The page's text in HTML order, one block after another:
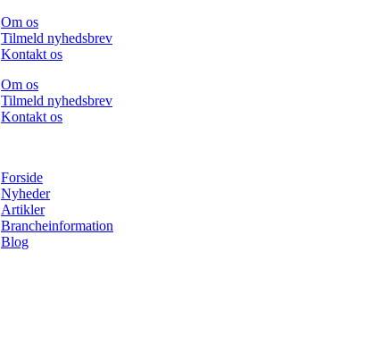
Om os
Tilmeld nyhedsbrev
Kontakt os
Om os
Tilmeld nyhedsbrev
Kontakt os
Forside
Nyheder
Artikler
Brancheinformation
Blog